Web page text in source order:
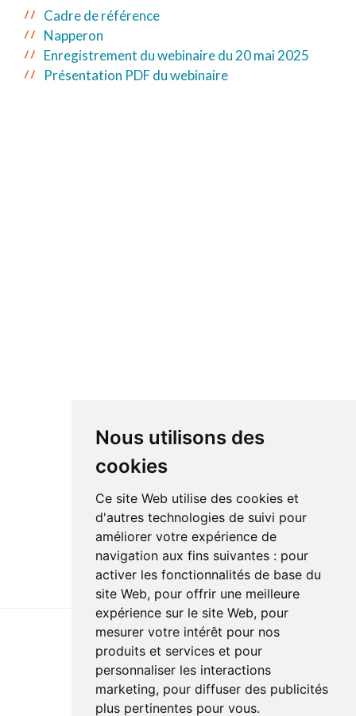
Nous utilisons des
cookies
Ce site Web utilise des cookies et
d'autres technologies de suivi pour
améliorer votre expérience de
navigation aux fins suivantes : pour
activer les fonctionnalités de base du
site Web, pour offrir une meilleure
expérience sur le site Web, pour
mesurer votre intérêt pour nos
produits et services et pour
personnaliser les interactions
marketing, pour diffuser des publicités
plus pertinentes pour vous.
Cadre de référence
Napperon
Enregistrement du webinaire du 20 mai 2025
Présentation PDF du webinaire
Dernière mise à jour : 24 novembre 2025
Accessibilité
Documentation
Réalisation du site